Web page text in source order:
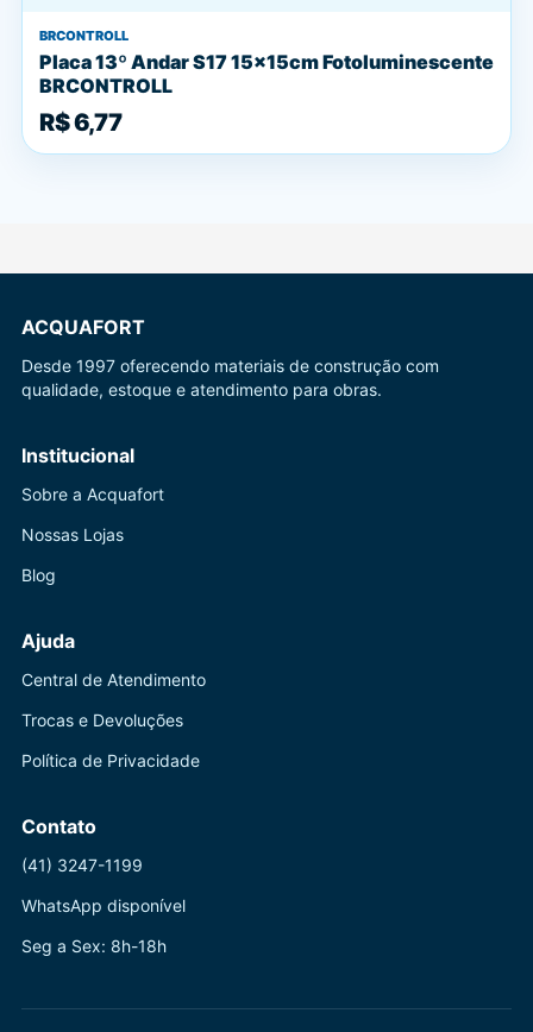
BRCONTROLL
Placa 13º Andar S17 15x15cm Fotoluminescente
BRCONTROLL
R$ 6,77
ACQUAFORT
Desde 1997 oferecendo materiais de construção com
qualidade, estoque e atendimento para obras.
Institucional
Sobre a Acquafort
Nossas Lojas
Blog
Ajuda
Central de Atendimento
Trocas e Devoluções
Política de Privacidade
Contato
(41) 3247-1199
WhatsApp disponível
Seg a Sex: 8h-18h